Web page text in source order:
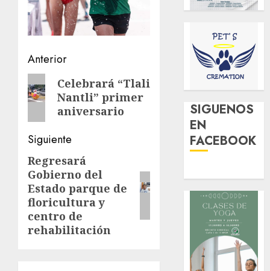
Navegación
de
entradas
Anterior
Entrada
anterior:
Celebrará “Tlali
Nantli” primer
aniversario
Siguiente
Siguiente
entrada:
Regresará
Gobierno del
Estado parque de
floricultura y
centro de
rehabilitación
SIGUENOS
EN
FACEBOOK